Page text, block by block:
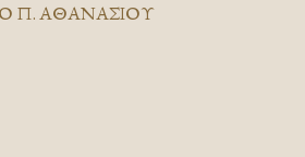
Π. ΑΘΑΝΑΣΙΟΥ